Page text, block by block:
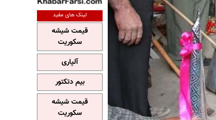
لینک های مفید
قیمت شیشه
سکوریت
آلپاری
بیم دتکتور
قیمت شیشه
سکوریت